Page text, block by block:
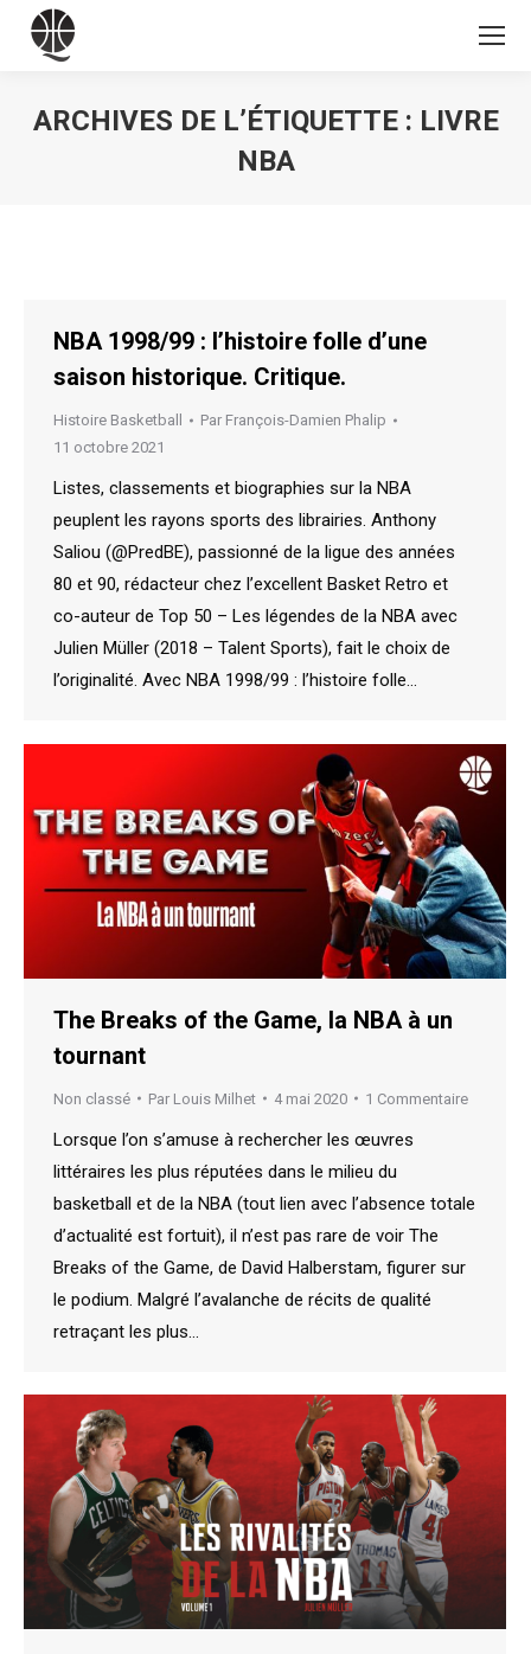
ARCHIVES DE L’ÉTIQUETTE : LIVRE
NBA
NBA 1998/99 : l’histoire folle d’une
saison historique. Critique.
Histoire Basketball Par François-Damien Phalip
11 octobre 2021
Listes, classements et biographies sur la NBA
peuplent les rayons sports des librairies. Anthony
Saliou (@PredBE), passionné de la ligue des années
80 et 90, rédacteur chez l’excellent Basket Retro et
co-auteur de Top 50 – Les légendes de la NBA avec
Julien Müller (2018 – Talent Sports), fait le choix de
l’originalité. Avec NBA 1998/99 : l’histoire folle…
The Breaks of the Game, la NBA à un
tournant
Non classé Par Louis Milhet 4 mai 2020 1 Commentaire
Lorsque l’on s’amuse à rechercher les œuvres
littéraires les plus réputées dans le milieu du
basketball et de la NBA (tout lien avec l’absence totale
d’actualité est fortuit), il n’est pas rare de voir The
Breaks of the Game, de David Halberstam, figurer sur
le podium. Malgré l’avalanche de récits de qualité
retraçant les plus…